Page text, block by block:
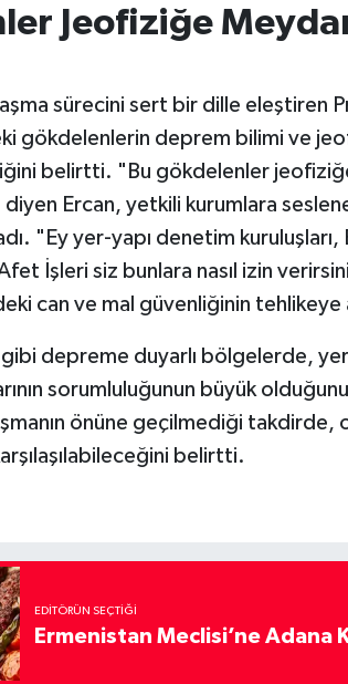
Jeofiziğe
sürecini sert bir dille eleştiren
gökdelenlerin deprem bilimi ve
belirtti. "Bu gökdelenler
Ercan, yetkili kurumlara
"Ey yer-yapı denetim
İşleri siz bunlara nasıl izin
can ve mal güvenliğinin tehlikeye
depreme duyarlı bölgelerde,
sorumluluğunun büyük
önüne geçilmediği takdirde,
belirtti.
EDITÖRÜN SEÇTIĞI
Ermenistan Meclisi’ne Adana